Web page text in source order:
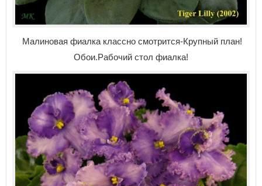
Малиновая фиалка классно смотрится-Крупный план!
Обои.Рабочий стол фиалка!